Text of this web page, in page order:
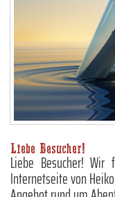
Liebe Besucher!
Liebe Besucher!
Internetseite von